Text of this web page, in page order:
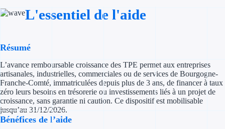
Aides Fiscales et
Crédits &
L'essentiel de l'aide
Résumé
L’avance remboursable croissance des TPE permet aux entreprises
artisanales, industrielles, commerciales ou de services de Bourgogne-
Franche-Comté, immatriculées depuis plus de 3 ans, de financer à taux
zéro leurs besoins en trésorerie ou investissements liés à un projet de
croissance, sans garantie ni caution. Ce dispositif est mobilisable
jusqu’au 31/12/2026.
Bénéfices de l’aide